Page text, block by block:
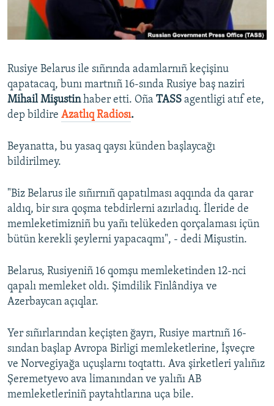
Русский
Українською
QOŞULIÑIZ!
Rusiye Belarus ile sıñrında adamlarnıñ keçişinu
qapatacaq, bunı martnıñ 16-sında Rusiye baş naziri
Mihail Mişustinhaber etti. Oña TASS agentligi atıf ete,
dep bildire Azatlıq Radiosı.
Beyanatta, bu yasaq qaysı künden başlaycağı
bildirilmey.
"Biz Belarus ile sıñırnıñ qapatılması aqqında da qarar
aldıq, bir sıra qoşma tebdirlerni azırladıq. İleride de
memleketimizniñ bu yañı telükeden qorçalaması içün
bütün kerekli şeylerni yapacaqmı", - dedi Mişustin.
Belarus, Rusiyeniñ 16 qomşu memleketinden 12-nci
qapalı memleket oldı. Şimdilik Finlândiya ve
Azerbaycan açıqlar.
Yer sıñırlarından keçişten ğayrı, Rusiye martnıñ 16-
sından başlap Avropa Birligi memleketlerine, İşveçre
ve Norvegiyağa uçuşlarnı toqtattı. Ava şirketleri yalıñız
Şeremetyevo ava limanından ve yalıñı AB
memleketleriniñ paytahtlarına uça bile.